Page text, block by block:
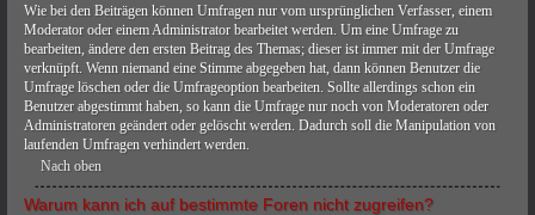
Wie bei den Beiträgen können Umfragen nur vom ursprünglichen Verfasser, einem
Moderator oder einem Administrator bearbeitet werden. Um eine Umfrage zu
bearbeiten, ändere den ersten Beitrag des Themas; dieser ist immer mit der Umfrage
verknüpft. Wenn niemand eine Stimme abgegeben hat, dann können Benutzer die
Umfrage löschen oder die Umfrageoption bearbeiten. Sollte allerdings schon ein
Benutzer abgestimmt haben, so kann die Umfrage nur noch von Moderatoren oder
Administratoren geändert oder gelöscht werden. Dadurch soll die Manipulation von
laufenden Umfragen verhindert werden.
Nach oben
Warum kann ich auf bestimmte Foren nicht zugreifen?